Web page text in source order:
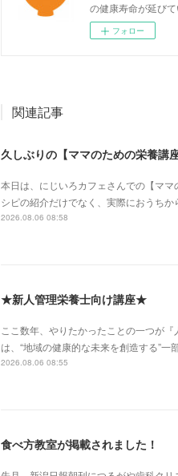
の健康寿命が延び
フォロー
関連記事
久しぶりの【ママのための栄養講座
本日は、にじいろカフェさんでの【マ
シピの紹介だけでなく、実際におうち
2026.08.06 08:58
★新人管理栄養士向け講座★
ここ数年、やりたかったことの一つが
は、“地域の健康的な未来を創造する”
2026.08.06 08:55
食べ方教室が掲載されました！